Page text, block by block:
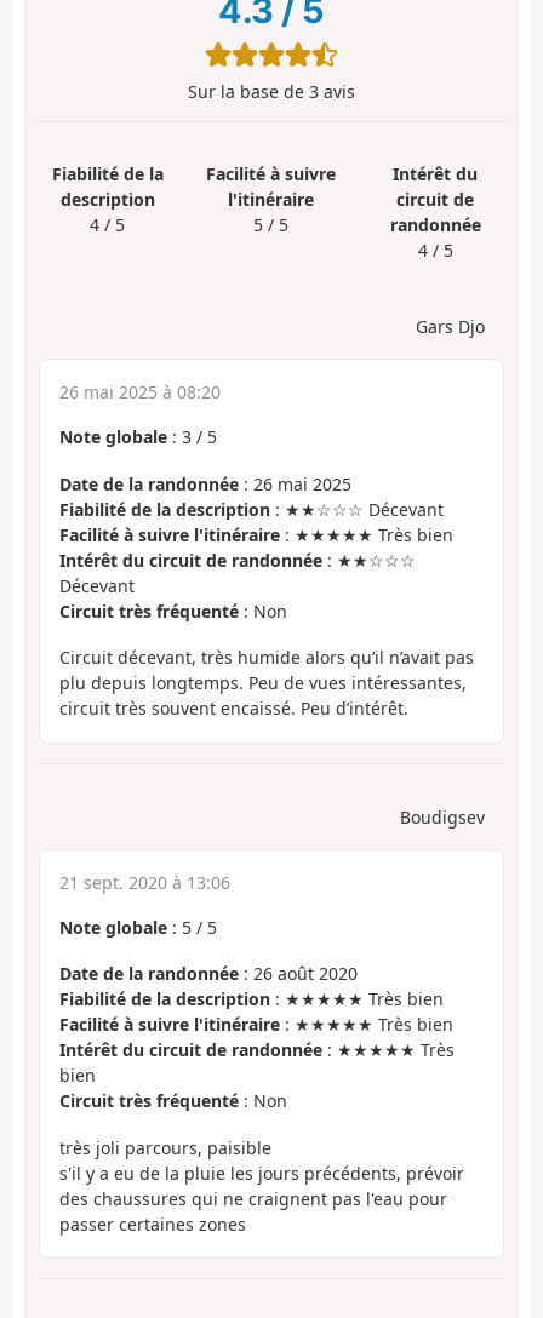
4.3 / 5
Sur la base de 3 avis
Fiabilité de la
description
4 / 5
Facilité à suivre
l'itinéraire
5 / 5
Intérêt du
circuit de
randonnée
4 / 5
Gars Djo
26 mai 2025 à 08:20
Note globale : 3 / 5
Date de la randonnée : 26 mai 2025
Fiabilité de la description : ★★☆☆☆ Décevant
Facilité à suivre l'itinéraire : ★★★★★ Très bien
Intérêt du circuit de randonnée : ★★☆☆☆
Décevant
Circuit très fréquenté : Non
Circuit décevant, très humide alors qu’il n’avait pas
plu depuis longtemps. Peu de vues intéressantes,
circuit très souvent encaissé. Peu d’intérêt.
Boudigsev
21 sept. 2020 à 13:06
Note globale : 5 / 5
Date de la randonnée : 26 août 2020
Fiabilité de la description : ★★★★★ Très bien
Facilité à suivre l'itinéraire : ★★★★★ Très bien
Intérêt du circuit de randonnée : ★★★★★ Très
bien
Circuit très fréquenté : Non
très joli parcours, paisible
s'il y a eu de la pluie les jours précédents, prévoir
des chaussures qui ne craignent pas l'eau pour
passer certaines zones